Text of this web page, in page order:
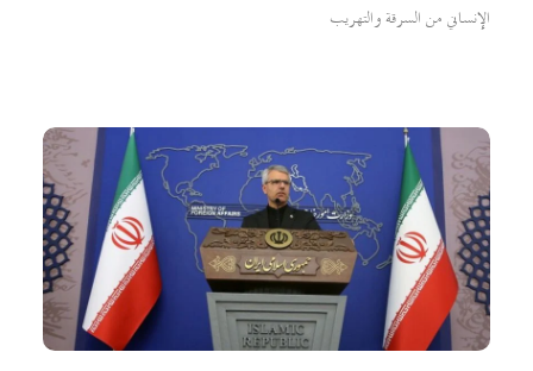
الإنساني من السرقة والتهريب